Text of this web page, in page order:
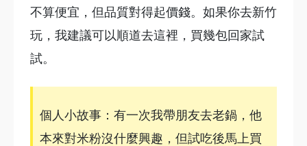
不算便宜，但品質對得起價錢。如果你去新竹
玩，我建議可以順道去這裡，買幾包回家試
試。
個人小故事：有一次我帶朋友去老鍋，他
本來對米粉沒什麼興趣，但試吃後馬上買